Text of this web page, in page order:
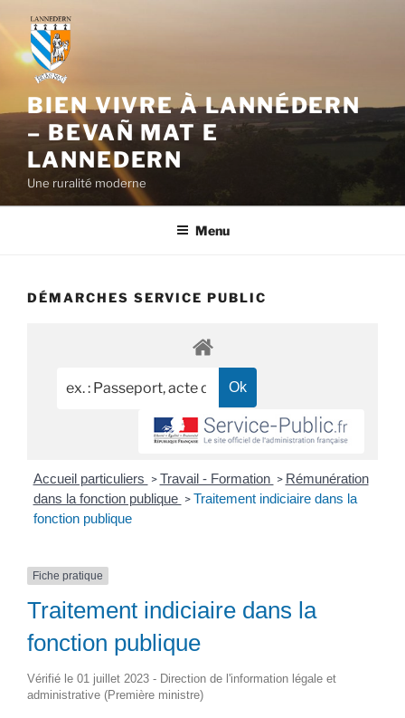
contenu
principal
BIEN VIVRE À LANNÉDERN
– BEVAÑ MAT E
LANNEDERN
Une ruralité moderne
Menu
DÉMARCHES SERVICE PUBLIC
Accueil particuliers > Travail - Formation > Rémunération
dans la fonction publique > Traitement indiciaire dans la
fonction publique
Fiche pratique
Traitement indiciaire dans la
fonction publique
Vérifié le 01 juillet 2023 - Direction de l'information légale et
administrative (Première ministre)